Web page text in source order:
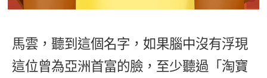
基礎字彙
情境閱讀
英文文法技巧
Let's Talk
外語即時通
兒童美語
點讀筆教材
數位學習教材
馬雲，聽到這個名字，如果腦中沒有浮現
這位曾為亞洲首富的臉，至少聽過「淘寶